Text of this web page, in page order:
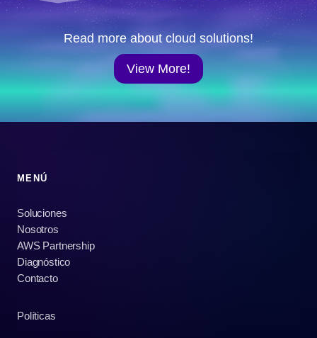
Read more about cloud solutions!
View More!
MENÚ
Soluciones
Nosotros
AWS Partnership
Diagnóstico
Contacto
Políticas